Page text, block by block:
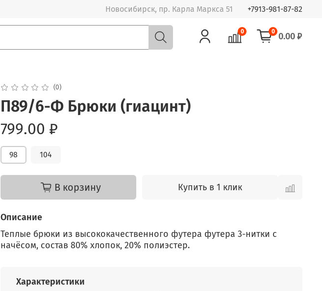
Новосибирск, пр. Карла Маркса 51 +7913-981-87-82
0 0 0.00 ₽
(0)
П89/6-Ф Брюки (гиацинт)
799.00 ₽
98 104
В корзину Купить в 1 клик
Описание
Теплые брюки из высококачественного футера футера 3-нитки с
начёсом, состав 80% хлопок, 20% полиэстер.
Характеристики